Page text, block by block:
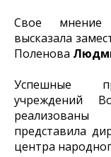
Свое мнение
высказала
Поленова
Успешные
учреждений
представила
центра